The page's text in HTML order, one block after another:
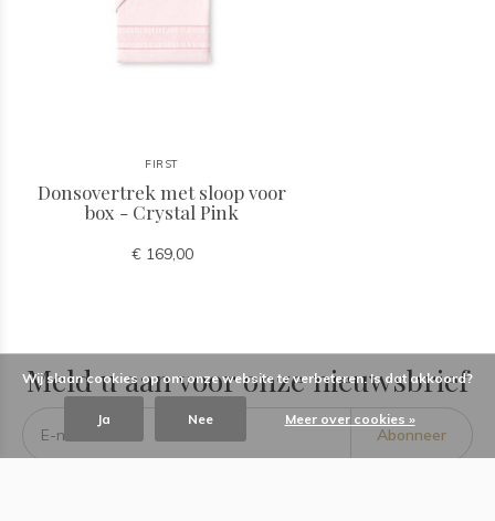
FIRST
Donsovertrek met sloop voor
box - Crystal Pink
€ 169,00
Meld u aan voor onze nieuwsbrief
Abonneer
Wij slaan cookies op om onze website te verbeteren. Is dat akkoord?
Ja Nee Meer over cookies »